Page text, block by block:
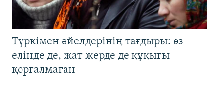
Түркімен әйелдерінің тағдыры: өз
елінде де, жат жерде де құқығы
қорғалмаған